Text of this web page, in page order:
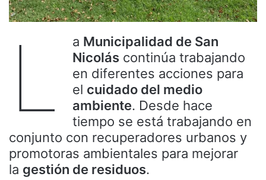
L a Municipalidad de San
Nicolás continúa trabajando
en diferentes acciones para
el cuidado del medio
ambiente. Desde hace
tiempo se está trabajando en
conjunto con recuperadores urbanos y
promotoras ambientales para mejorar
la gestión de residuos.